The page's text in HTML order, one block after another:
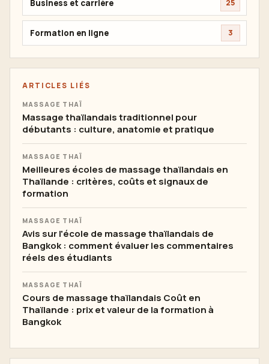
Business et carrière 25
Formation en ligne 3
ARTICLES LIÉS
MASSAGE THAÏ
Massage thaïlandais traditionnel pour
débutants : culture, anatomie et pratique
MASSAGE THAÏ
Meilleures écoles de massage thaïlandais en
Thaïlande : critères, coûts et signaux de
formation
MASSAGE THAÏ
Avis sur l'école de massage thaïlandais de
Bangkok : comment évaluer les commentaires
réels des étudiants
MASSAGE THAÏ
Cours de massage thaïlandais Coût en
Thaïlande : prix et valeur de la formation à
Bangkok